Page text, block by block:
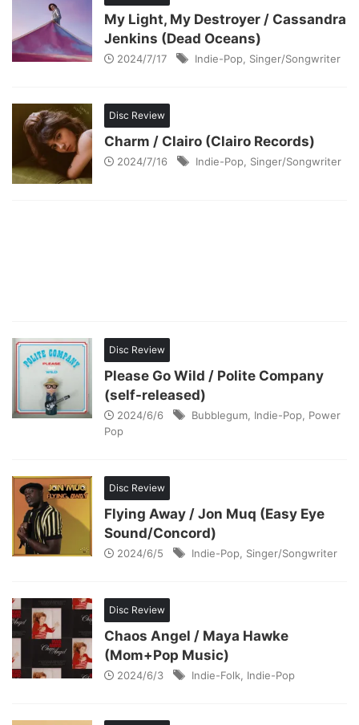
My Light, My Destroyer / Cassandra
Jenkins (Dead Oceans)
2024/7/17 Indie-Pop Singer/Songwriter
Disc Review
Charm / Clairo (Clairo Records)
2024/7/16 Indie-Pop Singer/Songwriter
Disc Review
Please Go Wild / Polite Company
(self-released)
2024/6/6 Bubblegum Indie-Pop Power
Pop
Disc Review
Flying Away / Jon Muq (Easy Eye
Sound/Concord)
2024/6/5 Indie-Pop Singer/Songwriter
Disc Review
Chaos Angel / Maya Hawke
(Mom+Pop Music)
2024/6/3 Indie-Folk Indie-Pop